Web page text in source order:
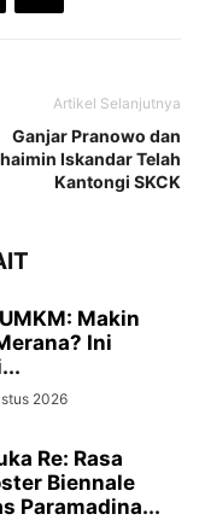
Artikel Selanjutnya
Ganjar Pranowo dan
Iskandar Telah
Kantongi SKCK
Makin
Ini
2026
Re: Rasa
Biennale
Paramadina...